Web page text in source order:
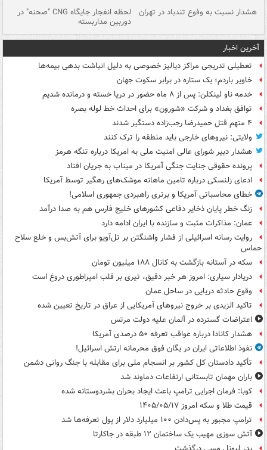
هشدار نسبت به وفوع تندباد در تهران لحظه انفجار جایگاه CNG "صحنه" در
دوربین مداربسته
آخرین اخبار
تعطیلی تدریجی مراکز دیالیز خصوصی به دلیل انباشت بدهی بیمه‌ها
خاویر باردم؛ یک ستاره در برابر سکوت جهان
خدمه ناو لینکلن: پس از ۸ ماه حضور در دریا خسته و درمانده‌ شدیم
توافق بغداد و شرکت «شورون» برای احداث خط لوله بصره
۴ متهم قتل حمیدرضا رجب‌زاده دستگیر شدند
ولایتی: نیروهای خارجی باید منطقه را ترک کنند
هشدار دبیر شورای عالی امنیت ملی به امریکا درباره تنگه هرمز
پرونده حقوقی جنایت جنگی آمریکا در میناب به جریان افتاد
ادعای زلنسکی درباره تامین ماهانه موشک‌های رهگیر توسط آمریکا
خطای محاسباتی آمریکا و برتری راهبردی جمهوری اسلامی!
زنگ خطر پایان ذخایر دفاعی کشورهای خلیج فارس هم به صدا درآمد
عمان: مذاکرات مثبت و سازنده با ایران ادامه دارد
روایت رسانه اسرائیلی از فشار واشنگتن بر تل‌آویو برای آتش‌بس و خلع سلاح
حماس
سکه در آستانه بازگشت به کانال ۱۸۸ میلیون تومان
دریادار سیاری: امروز هر خبر دقیق، تیری بر قلب امپراطوری دروغ است
وقوع حادثه دریایی در ساحل عمان
تاکید الزیدی بر خروج نیروهای آمریکایی از عراق در تاریخ تعیین شده
اعتراضات گسترده در آلمان علیه دولت مرتس
هشدار کانادا درباره عواقب تعرفه ۵۰ درصدی آمریکا
نفوذ اطلاعاتی ایران در یگان فوق محرمانه ارتش اسرائیل!
تأکید دادستان کل کشور بر انسجام ملی برای مقابله با جنگ روانی دشمن
باران مهمان تابستانی ارتفاعات دماوند شد
کوبا: فرمان اجرایی ترامپ باعث ایجاد بحران بشردوستانه شده
قیمت طلا و سکه امروز ۱۴۰۵/۰۵/۱۷
ترامپ مجبور به پس‌دادن ۱۰۰ میلیارد دلار از پول تعرفه‌ها شد
آتش سوزی مهیب یک ساختمان ۱۲ طبقه در جاکارتا